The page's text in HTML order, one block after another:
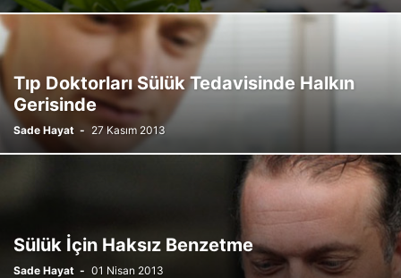
Tıp Doktorları Sülük Tedavisinde Halkın
Gerisinde
Sade Hayat - 27 Kasım 2013
Sülük İçin Haksız Benzetme
Sade Hayat - 01 Nisan 2013